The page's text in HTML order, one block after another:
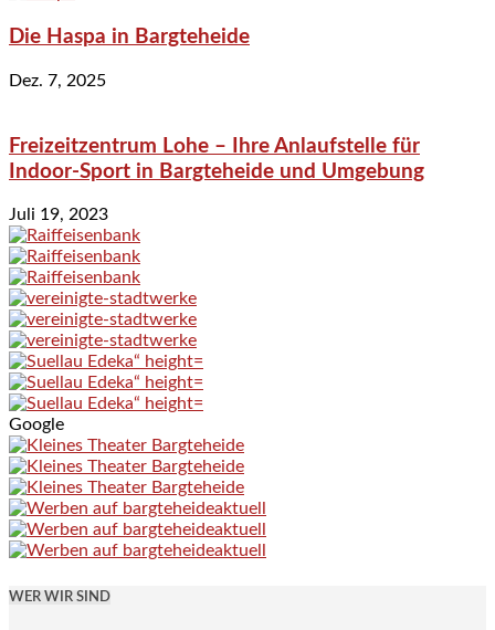
Die Haspa in Bargteheide
Dez. 7, 2025
Freizeitzentrum Lohe – Ihre Anlaufstelle für
Indoor-Sport in Bargteheide und Umgebung
Juli 19, 2023
Google
WER WIR SIND